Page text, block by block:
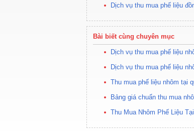
Dịch vụ thu mua phế liệu
Bài biết cùng chuyên mục
Dịch vụ thu mua phế liệu
Dịch vụ thu mua phế liệu
Thu mua phế liệu nhôm tại
Bảng giá chuẩn thu mua
Thu Mua Nhôm Phế Liệu